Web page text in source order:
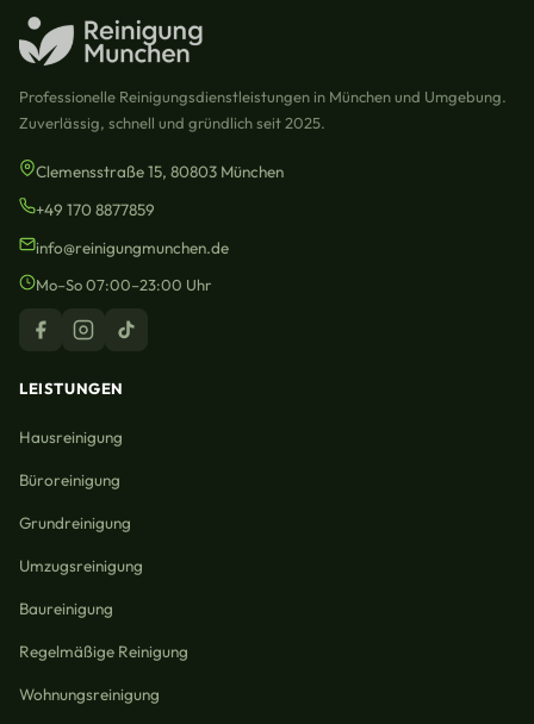
Professionelle Reinigungsdienstleistungen in München und Umgebung.
Zuverlässig, schnell und gründlich seit 2025.
Clemensstraße 15, 80803 München
+49 170 8877859
info@reinigungmunchen.de
Mo–So 07:00–23:00 Uhr
LEISTUNGEN
Hausreinigung
Büroreinigung
Grundreinigung
Umzugsreinigung
Baureinigung
Regelmäßige Reinigung
Wohnungsreinigung